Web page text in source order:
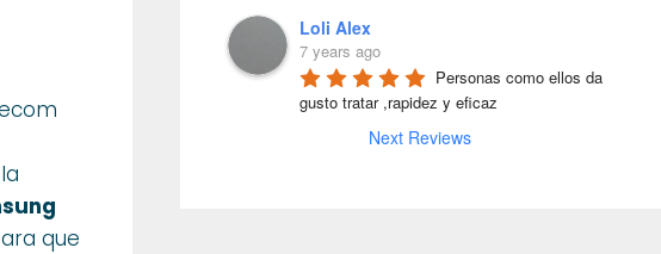
que
Loli Alex
7 years ago
Personas como ellos da
gusto tratar ,rapidez y eficaz
Next Reviews